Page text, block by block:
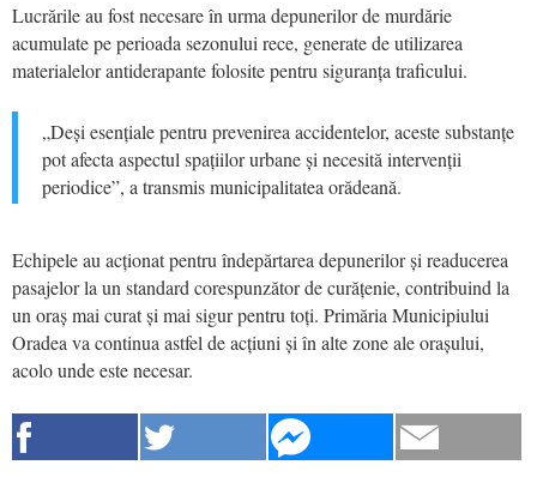
Lucrările au fost necesare în urma depunerilor de murdărie
acumulate pe perioada sezonului rece, generate de utilizarea
materialelor antiderapante folosite pentru siguranța traficului.
„Deși esențiale pentru prevenirea accidentelor, aceste substanțe
pot afecta aspectul spațiilor urbane și necesită intervenții
periodice”, a transmis municipalitatea orădeană.
Echipele au acționat pentru îndepărtarea depunerilor și readucerea
pasajelor la un standard corespunzător de curățenie, contribuind la
un oraș mai curat și mai sigur pentru toți. Primăria Municipiului
Oradea va continua astfel de acțiuni și în alte zone ale orașului,
acolo unde este necesar.